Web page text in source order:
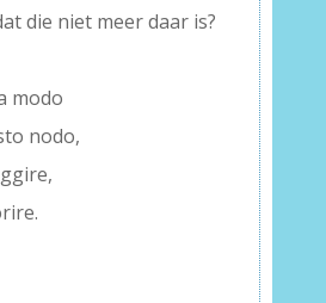
die niet meer daar is?
modo
nodo,